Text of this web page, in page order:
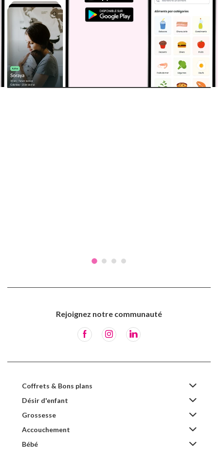
Rejoignez notre communauté
Coffrets & Bons plans
Désir d'enfant
Grossesse
Accouchement
Bébé